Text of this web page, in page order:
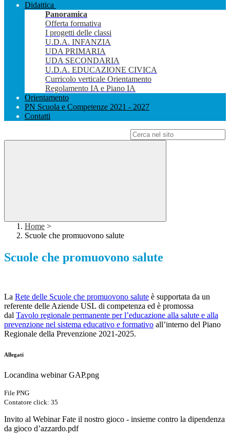
Didattica
Panoramica
Offerta formativa
I progetti delle classi
U.D.A. INFANZIA
UDA PRIMARIA
UDA SECONDARIA
U.D.A. EDUCAZIONE CIVICA
Curricolo verticale Orientamento
Regolamento IA e Piano IA
Orientamento
PN Scuola e Competenze 2021 - 2027
Contatti
Home >
Scuole che promuovono salute
Scuole che promuovono salute
La Rete delle Scuole che promuovono salute è supportata da un
referente delle Aziende USL di competenza ed è promossa
dal Tavolo regionale permanente per l’educazione alla salute e alla
prevenzione nel sistema educativo e formativo all’interno del Piano
Regionale della Prevenzione 2021-2025.
Allegati
Locandina webinar GAP.png
File PNG
Contatore click: 35
Invito al Webinar Fate il nostro gioco - insieme contro la dipendenza
da gioco d’azzardo.pdf